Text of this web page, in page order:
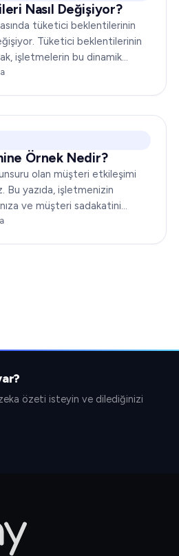
Nasıl Değişiyor?
tüketici beklentilerinin
Tüketici beklentilerinin
işletmelerin bu dinamik
için kritik öneme sahip...
Örnek Nedir?
unsuru olan müşteri etkileşimi
Bu yazıda, işletmenizin
ve müşteri sadakatini
olacak çeşitli müşteri
özeti isteyin ve dilediğinizi